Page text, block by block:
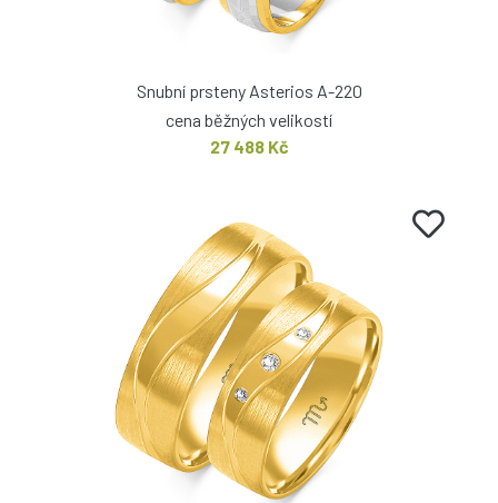
Snubní prsteny Asterios A-220
cena běžných velikostí
27 488 Kč